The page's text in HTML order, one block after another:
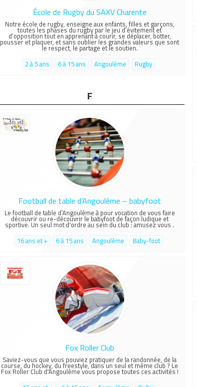
École de Rugby du SAXV Charente
Notre école de rugby, enseigne aux enfants, filles et garçons,
toutes les phases du rugby par le jeu d’évitement et
d’opposition tout en apprenant à courir, se déplacer, botter,
pousser et plaquer, et sans oublier les grandes valeurs que sont
le respect, le partage et le soutien.
2 à 5 ans
6 à 15 ans Angoulême Rugby
F
Football de table d’Angoulême – babyfoot
Le football de table d’Angoulême à pour vocation de vous faire
découvrir ou re-découvrir le babyfoot de façon ludique et
sportive. Un seul mot d'ordre au sein du club : amusez vous .
16 ans et +
6 à 15 ans Angoulême Baby-foot
Fox Roller Club
Saviez-vous que vous pouviez pratiquer de la randonnée, de la
course, du hockey, du freestyle, dans un seul et même club ? Le
Fox Roller Club d'Angoulême vous propose toutes ces activités !